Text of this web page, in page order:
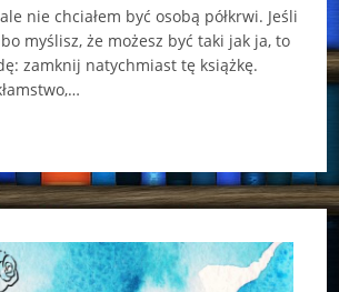
nie chciałem być osobą półkrwi. Jeśli
myślisz, że możesz być taki jak ja, to
zamknij natychmiast tę książkę.